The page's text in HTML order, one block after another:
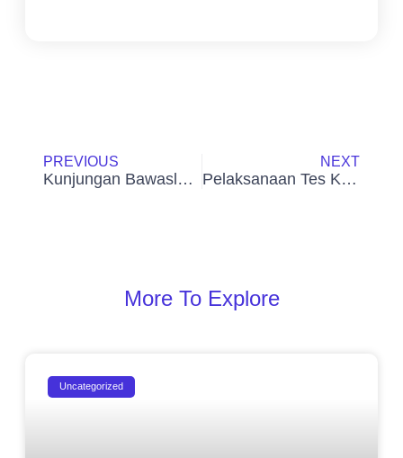
PREVIOUS
Kunjungan Bawaslu Mengajar di SMK Mekarwangi Insan Cendekia
NEXT
Pelaksanaan Tes Kemampuan Akademik (TKA) SMK Mekarwangi Insan Cendekia
More To Explore
Uncategorized